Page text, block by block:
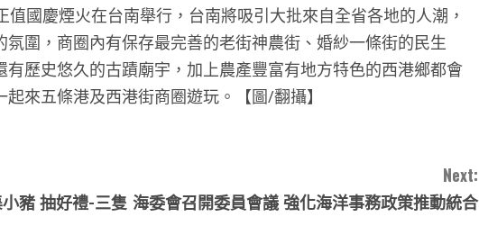
國慶煙火在台南舉行，台南將吸引大批來自全省各地的人潮，
圍，商圈內有保存最完善的老街神農街、婚紗一條街的民生
歷史悠久的古蹟廟宇，加上農產豐富有地方特色的西港鄉都會
來五條港及西港街商圈遊玩。【圖/翻攝】
豬 抽好禮-三隻
Next:
海委會召開委員會議 強化海洋事務政策推動統合